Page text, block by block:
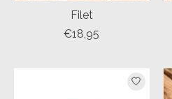
Filet
€18,95